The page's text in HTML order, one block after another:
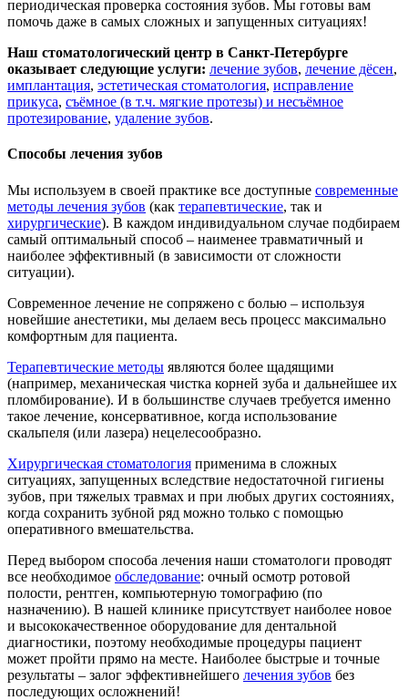
периодическая проверка состояния зубов. Мы готовы вам
помочь даже в самых сложных и запущенных ситуациях!
Наш стоматологический центр в Санкт-Петербурге
оказывает следующие услуги: лечение зубов, лечение дёсен,
имплантация, эстетическая стоматология, исправление
прикуса, съёмное (в т.ч. мягкие протезы) и несъёмное
протезирование, удаление зубов.
Способы лечения зубов
Мы используем в своей практике все доступные современные
методы лечения зубов (как терапевтические, так и
хирургические). В каждом индивидуальном случае подбираем
самый оптимальный способ – наименее травматичный и
наиболее эффективный (в зависимости от сложности
ситуации).
Современное лечение не сопряжено с болью – используя
новейшие анестетики, мы делаем весь процесс максимально
комфортным для пациента.
Терапевтические методы являются более щадящими
(например, механическая чистка корней зуба и дальнейшее их
пломбирование). И в большинстве случаев требуется именно
такое лечение, консервативное, когда использование
скальпеля (или лазера) нецелесообразно.
Хирургическая стоматология применима в сложных
ситуациях, запущенных вследствие недостаточной гигиены
зубов, при тяжелых травмах и при любых других состояниях,
когда сохранить зубной ряд можно только с помощью
оперативного вмешательства.
Перед выбором способа лечения наши стоматологи проводят
все необходимое обследование: очный осмотр ротовой
полости, рентген, компьютерную томографию (по
назначению). В нашей клинике присутствует наиболее новое
и высококачественное оборудование для дентальной
диагностики, поэтому необходимые процедуры пациент
может пройти прямо на месте. Наиболее быстрые и точные
результаты – залог эффективнейшего лечения зубов без
последующих осложнений!